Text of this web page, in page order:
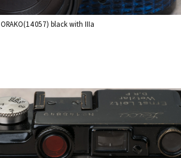
ORAKO(14057) black with IIIa